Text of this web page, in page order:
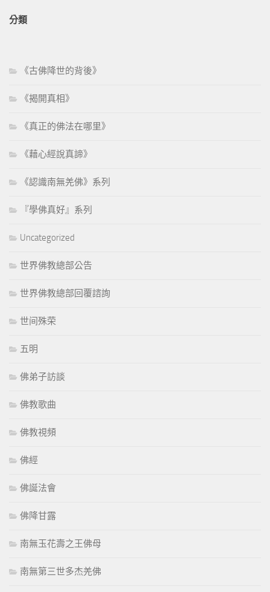
分類
《古佛降世的背後》
《揭開真相》
《真正的佛法在哪里》
《藉心經說真諦》
《認識南無羌佛》系列
『學佛真好』系列
Uncategorized
世界佛教總部公告
世界佛教總部回覆諮詢
世间殊荣
五明
佛弟子訪談
佛教歌曲
佛教視頻
佛經
佛誕法會
佛降甘露
南無玉花壽之王佛母
南無第三世多杰羌佛